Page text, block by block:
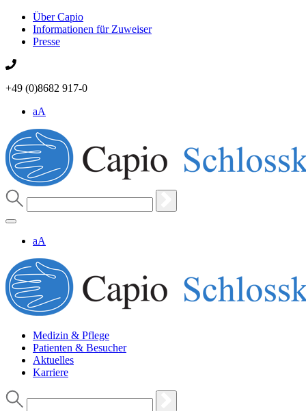
Über Capio
Informationen für Zuweiser
Presse
+49 (0)8682 917-0
aA
aA
Medizin & Pflege
Patienten & Besucher
Aktuelles
Karriere